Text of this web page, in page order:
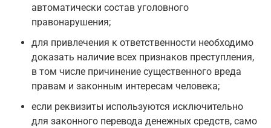
автоматически состав уголовного
правонарушения;
для привлечения к ответственности необходимо
доказать наличие всех признаков преступления,
в том числе причинение существенного вреда
правам и законным интересам человека;
если реквизиты используются исключительно
для законного перевода денежных средств, само